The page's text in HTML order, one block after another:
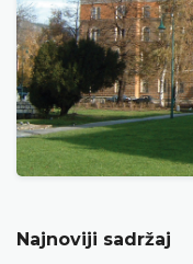
Najnoviji sadržaj